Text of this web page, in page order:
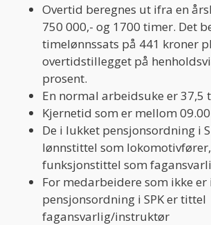
Overtid beregnes ut ifra en
750 000,- og 1700 timer. Det
timelønnssats på 441 kroner
overtidstillegget på
prosent.
En normal arbeidsuke er 37,5
Kjernetid som er mellom
De i lukket pensjonsordning i
lønnstittel som
funksjonstittel som
For medarbeidere som ikke
pensjonsordning i SPK er tittel
fagansvarlig/instruktør